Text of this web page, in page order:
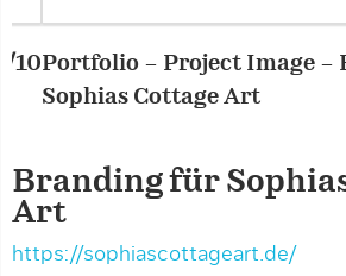
Portfolio – Project Image –
Sophias Cottage Art
Branding für
Art
https://sophiascottageart.de/